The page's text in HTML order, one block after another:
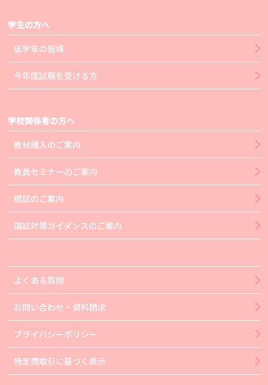
学生の方へ
低学年の皆様
今年度試験を受ける方
学校関係者の方へ
教材購入のご案内
教員セミナーのご案内
模試のご案内
国試対策ガイダンスのご案内
よくある質問
お問い合わせ・資料請求
プライバシーポリシー
特定商取引に基づく表示